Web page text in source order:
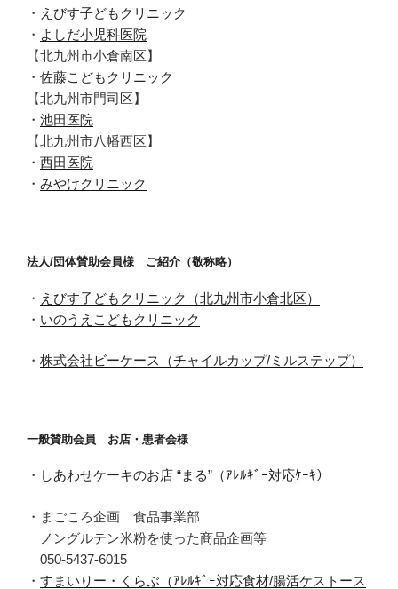
・ えびす子どもクリニック
・ よしだ小児科医院
【北九州市小倉南区】
・ 佐藤こどもクリニック
【北九州市門司区】
・ 池田医院
【北九州市八幡西区】
・ 西田医院
・ みやけクリニック
法人/団体賛助会員様 ご紹介（敬称略）
・ えびす子どもクリニック（北九州市小倉北区）
・ いのうえこどもクリニック
・ 株式会社ビーケース（チャイルカップ/ミルステップ）
一般賛助会員 お店・患者会様
・ しあわせケーキのお店 “まる”（ｱﾚﾙｷﾞｰ対応ｹｰｷ）
・まごころ企画 食品事業部
ノングルテン米粉を使った商品企画等
050-5437-6015
・ すまいりー・くらぶ（ｱﾚﾙｷﾞｰ対応食材/腸活ケストース